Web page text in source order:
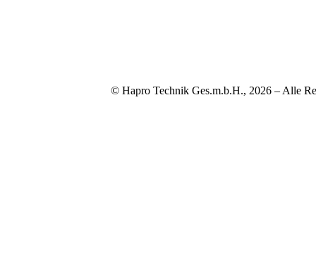
© Hapro Technik Ges.m.b.H., 2026 – Alle